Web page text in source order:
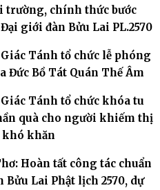
trường, chính thức bước
giới đàn Bửu Lai PL.2570
Tánh tổ chức lễ phóng
Đức Bồ Tát Quán Thế Âm
Tánh tổ chức khóa tu
quà cho người khiếm thị
khó khăn
Hoàn tất công tác chuẩn
Bửu Lai Phật lịch 2570, dự